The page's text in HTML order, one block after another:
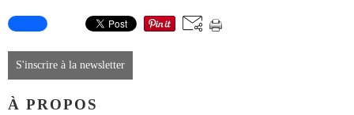
S'inscrire à la newsletter
À PROPOS